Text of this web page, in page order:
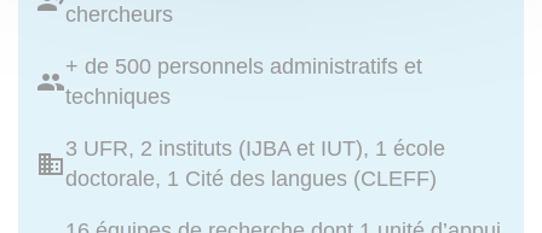
chercheurs
+ de 500 personnels administratifs et
techniques
3 UFR, 2 instituts (IJBA et IUT), 1 école
doctorale, 1 Cité des langues (CLEFF)